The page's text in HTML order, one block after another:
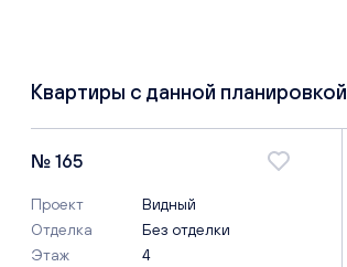
Квартиры с данной планировкой
№ 165
Проект
Видный
Отделка
Без отделки
Этаж
4